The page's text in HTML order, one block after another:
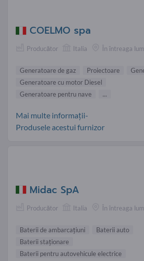
COELMO spa
Producător Italia În întreaga
Generatoare de gaz Proiectoare
Generatoare cu motor Diesel
Generatoare pentru nave
...
Mai multe informații-
Produsele acestui furnizor
Midac SpA
Producător Italia În întreaga
Baterii de ambarcațiuni
Baterii auto
Baterii staţionare
Baterii pentru autovehicule electrice